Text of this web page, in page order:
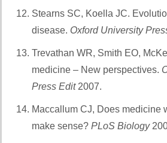
Stearns SC, Koella JC.
disease. Oxford University
Trevathan WR, Smith EO,
medicine – New perspectives.
Press Edit2007.
Maccallum CJ, Does medicine
make sense? PLoS Biology